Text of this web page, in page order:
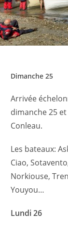
Dimanche 25
Arrivée
dimanche 25
Conleau.
Les bateaux:
Ciao,
Norkiouse,
Youyou…
Lundi 26